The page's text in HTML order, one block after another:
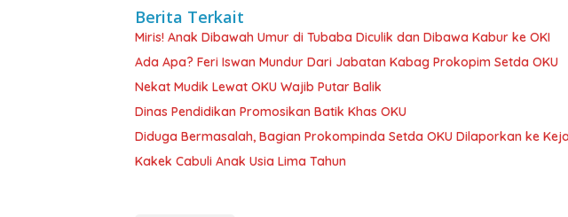
Berita Terkait
Miris! Anak Dibawah Umur di Tubaba Diculik dan Dibawa Kabur ke OKI
Ada Apa? Feri Iswan Mundur Dari Jabatan Kabag Prokopim Setda OKU
Nekat Mudik Lewat OKU Wajib Putar Balik
Dinas Pendidikan Promosikan Batik Khas OKU
Diduga Bermasalah, Bagian Prokompinda Setda OKU Dilaporkan ke
Kakek Cabuli Anak Usia Lima Tahun